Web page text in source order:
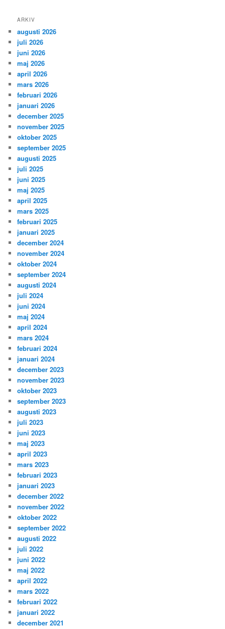
ARKIV
augusti 2026
juli 2026
juni 2026
maj 2026
april 2026
mars 2026
februari 2026
januari 2026
december 2025
november 2025
oktober 2025
september 2025
augusti 2025
juli 2025
juni 2025
maj 2025
april 2025
mars 2025
februari 2025
januari 2025
december 2024
november 2024
oktober 2024
september 2024
augusti 2024
juli 2024
juni 2024
maj 2024
april 2024
mars 2024
februari 2024
januari 2024
december 2023
november 2023
oktober 2023
september 2023
augusti 2023
juli 2023
juni 2023
maj 2023
april 2023
mars 2023
februari 2023
januari 2023
december 2022
november 2022
oktober 2022
september 2022
augusti 2022
juli 2022
juni 2022
maj 2022
april 2022
mars 2022
februari 2022
januari 2022
december 2021